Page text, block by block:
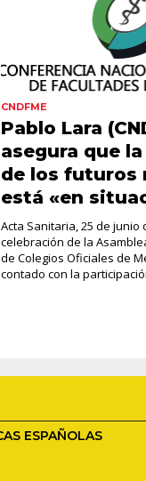
CNDFME
Pablo Lara
asegura que
de los futuros
está «en
Acta Sanitaria, 25 de junio
celebración de la
de Colegios Oficiales de
contado con la